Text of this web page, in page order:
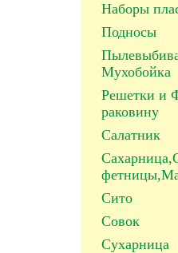
Наборы
Подносы
Мухобойка
Решетки и
раковину
Салатник
Сито
Совок
Сухарница